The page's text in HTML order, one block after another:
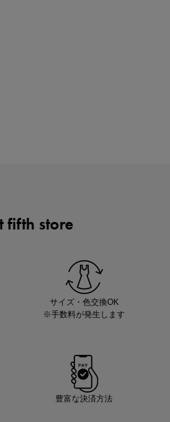
fifth store
サイズ・色交換OK
※手数料が発生します
豊富な決済方法